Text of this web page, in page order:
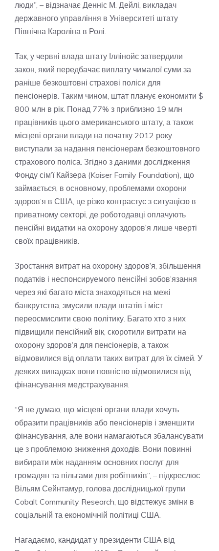
люди”, – відзначає Денніс М. Дейлі, викладач
державного управління в Університеті штату
Північна Кароліна в Ролі.
Так, у червні влада штату Іллінойс затвердили
закон, який передбачає виплату чималої суми за
раніше безкоштовні страхові поліси для
пенсіонерів. Таким чином, штат планує економити $
800 млн в рік. Понад 77% з приблизно 19 млн
працівників цього американського штату, а також
місцеві органи влади на початку 2012 року
виступали за надання пенсіонерам безкоштовного
страхового поліса. Згідно з даними дослідження
Фонду сім’ї Кайзера (Kaiser Family Foundation), що
займається, в основному, проблемами охорони
здоров’я в США, це різко контрастує з ситуацією в
приватному секторі, де роботодавці оплачують
пенсійні видатки на охорону здоров’я лише чверті
своїх працівників.
Зростання витрат на охорону здоров’я, збільшення
податків і неспонсируемого пенсійні зобов’язання
через які багато міста знаходяться на межі
банкрутства, змусили влади штатів і міст
переосмислити свою політику. Багато хто з них
підвищили пенсійний вік, скоротили витрати на
охорону здоров’я для пенсіонерів, а також
відмовилися від оплати таких витрат для їх сімей. У
деяких випадках вони повністю відмовилися від
фінансування медстрахування.
“Я не думаю, що місцеві органи влади хочуть
образити працівників або пенсіонерів і зменшити
фінансування, але вони намагаються збалансувати
це з проблемою зниження доходів. Вони повинні
вибирати між наданням основних послуг для
громадян та пільгами для робітників”, – підкреслює
Вільям Сейнтамур, голова дослідницької групи
Cobalt Community Research, що відстежує зміни в
соціальній та економічній політиці США.
Нагадаємо, кандидат у президенти США від